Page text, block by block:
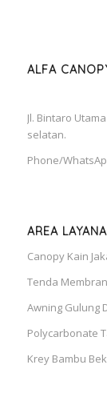
ALFA
Jl. Bintaro
selatan.
Phone/
AREA
Canopy Kain
Tenda
Awning Gulung
Polycarbonate
Krey Bambu